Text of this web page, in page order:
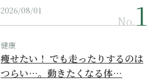
2026/08/01
No.
健康
痩せたい！ でも走ったりするのは
つらい…。動きたくなる体…